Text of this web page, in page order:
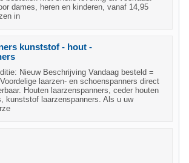
dames, heren en kinderen, vanaf 14,95
in
kunststof - hout -
Nieuw Beschrijving Vandaag besteld =
laarzen- en schoenspanners direct
Houten laarzenspanners, ceder houten
kunststof laarzenspanners. Als u uw